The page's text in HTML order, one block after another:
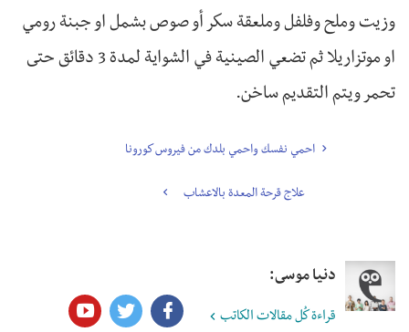
وزيت وملح وفلفل وملعقة سكر أو صوص بشمل او جبنة رومي
او موتزاريلا ثم تضعي الصينية في الشواية لمدة 3 دقائق حتى
تحمر ويتم التقديم ساخن.
احمي نفسك واحمي بلدك من فيروس كورونا
علاج قرحة المعدة بالاعشاب
دنيا موسى:
قراءة كُل مقالات الكاتب